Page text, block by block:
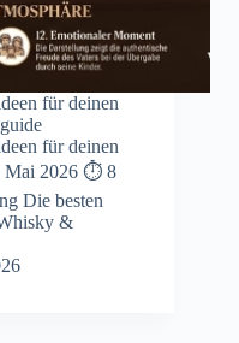
für deinen
für deinen
Mai 2026 ⏱ 8
Die besten
&